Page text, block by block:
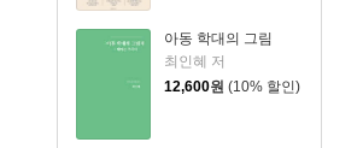
아동 학대의 그림
최인혜 저
12,600원 (10% 할인)